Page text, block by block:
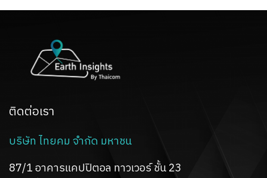
ติดต่อเรา
บริษัท ไทยคม จำกัด มหาชน
87/1 อาคารแคปปิตอล ทาวเวอร์ ชั้น 23